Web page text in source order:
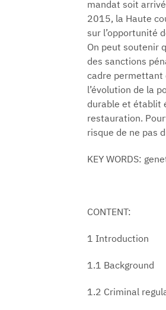
mandat soit
2015, la Haute
sur l’opportunité
On peut soutenir
des sanctions
cadre permettant
l’évolution de la
durable et établit
restauration.
risque de ne pas
KEY WORDS:
CONTENT:
1 Introduction
1.1 Background
1.2 Criminal